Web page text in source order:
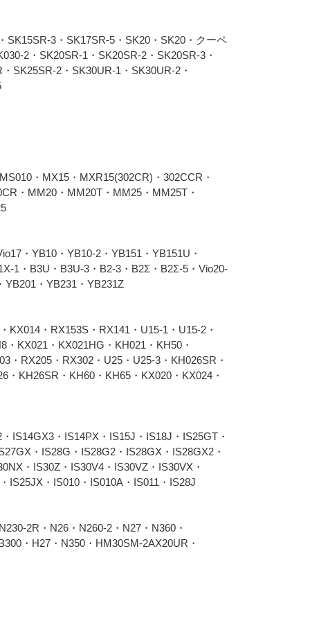
SK15SR-3・SK17SR-5・SK20・SK20・クーペ
2・SK20SR-1・SK20SR-2・SK20SR-3・
SK25SR-2・SK30UR-1・SK30UR-2・
・MX15・MXR15(302CR)・302CCR・
・MM20・MM20T・MM25・MM25T・
・YB10・YB10-2・YB151・YB151U・
1・B3U・B3U-3・B2-3・B2Σ・B2Σ-5・Vio20-
YB201・YB231・YB231Z
KX014・RX153S・RX141・U15-1・U15-2・
KX021・KX021HG・KH021・KH50・
・RX205・RX302・U25・U25-3・KH026SR・
KH26SR・KH60・KH65・KX020・KX024・
IS14GX3・IS14PX・IS15J・IS18J・IS25GT・
・IS28G・IS28G2・IS28GX・IS28GX2・
・IS30Z・IS30V4・IS30VZ・IS30VX・
IS25JX・IS010・IS010A・IS011・IS28J
2R・N26・N260-2・N27・N360・
・H27・N350・HM30SM-2AX20UR・